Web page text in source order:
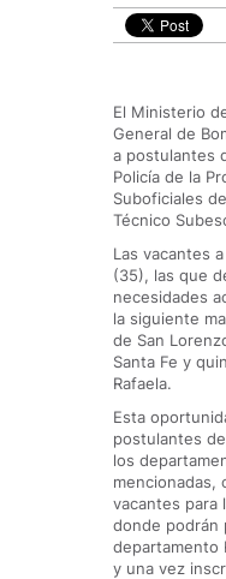
El Ministerio
General de
a postulantes
Policía de la
Suboficiales
Técnico
Las vacantes
(35), las que
necesidades
la siguiente
de San
Santa Fe y
Rafaela.
Esta
postulantes
los
mencionadas,
vacantes para
donde podrán
departamento
y una vez